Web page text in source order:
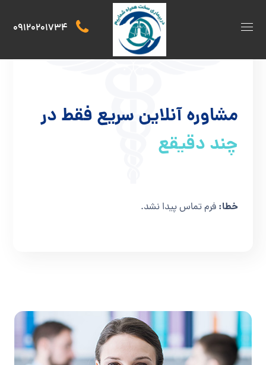
09120201734
[rev_slider alias=”home1″][/rev_slider]
مشاوره آنلاین سریع فقط در
چند دقیقع
خطا: فرم تماس پیدا نشد.